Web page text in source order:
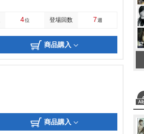
4位 登場回数 7週
商品購入
商品購入